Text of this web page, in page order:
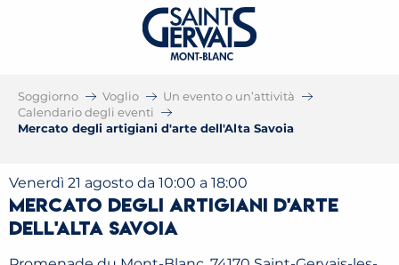
Soggiorno Voglio
Un evento o un’attività
Calendario degli eventi
Mercato degli artigiani d'arte dell'Alta Savoia
Venerdì 21 agosto da 10:00 a 18:00
Mercato degli artigiani d'arte
dell'Alta Savoia